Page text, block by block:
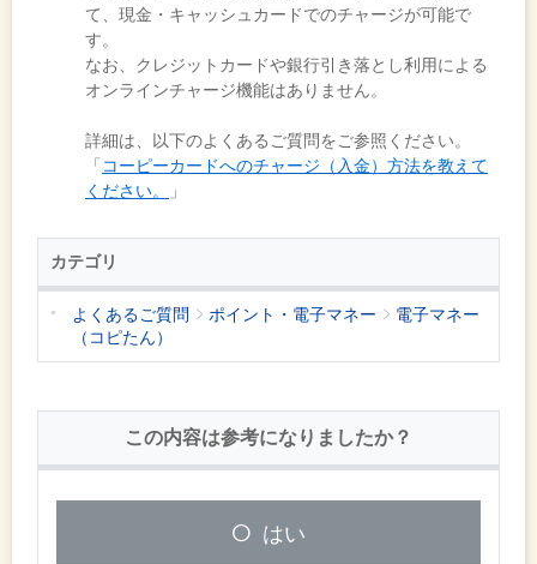
て、現金・キャッシュカードでのチャージが可能で
す。
なお、クレジットカードや銀行引き落とし利用による
オンラインチャージ機能はありません。
詳細は、以下のよくあるご質問をご参照ください。
「 コーピーカードへのチャージ（入金）方法を教えて
ください。
」
カテゴリ
よくあるご質問 ポイント・電子マネー
電子マネー
（コピたん）
この内容は参考になりましたか？
はい